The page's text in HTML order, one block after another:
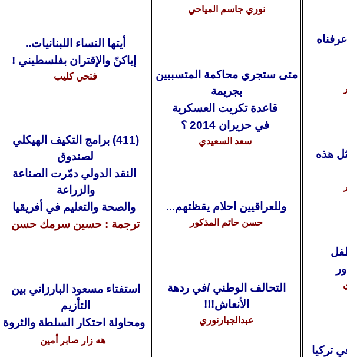
أيتها النساء اللبنانيات..
إياكنّ والإقتران بفلسطيني !
فتحي كليب
(
11
4) برامج التكيف الهيكلي
لصندوق
النقد الدولي دمّرت الصناعة
والزراعة
والصحة والتعليم في أفريقيا
ترجمة : حسين سرمك حسن
استفتاء مسعود البارزاني بين
التأزيم
ومحاولة احتكار السلطة والثروة
هه زار صابر أمين
نوري جاسم المياحي
متى ستجري محاكمة المتسببين
بجريمة
قاعدة تكريت العسكرية
في حزيران 2014 ؟
سعد السعيدي
وللعراقيين احلام يقظتهم...
حسن حاتم المذكور
التحالف الوطني /في ردهة
الأنعاش!!!
عبدالجبارنوري
هذه
تركيا